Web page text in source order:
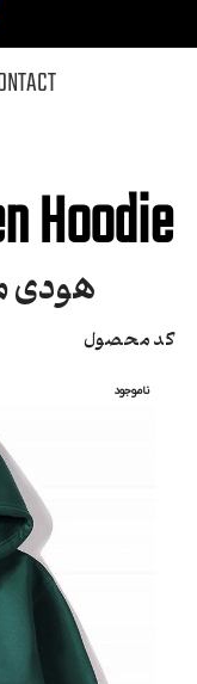
Hoodie
هودی
کد محصول
ناموجود